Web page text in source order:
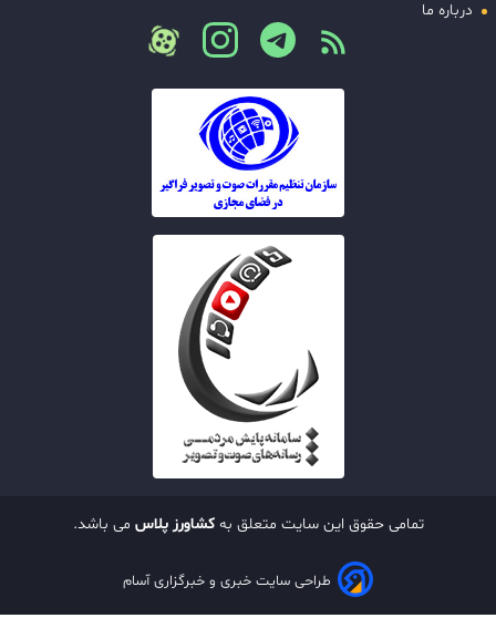
درباره ما
تمامی حقوق این سایت متعلق بهکشاورز پلاس می باشد.
طراحی سایت خبری و خبرگزاری آسام